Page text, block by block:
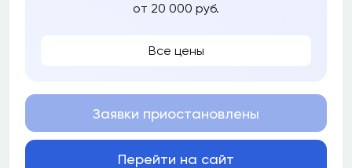
от 20 000 руб.
Все цены
Заявки приостановлены
Перейти на сайт